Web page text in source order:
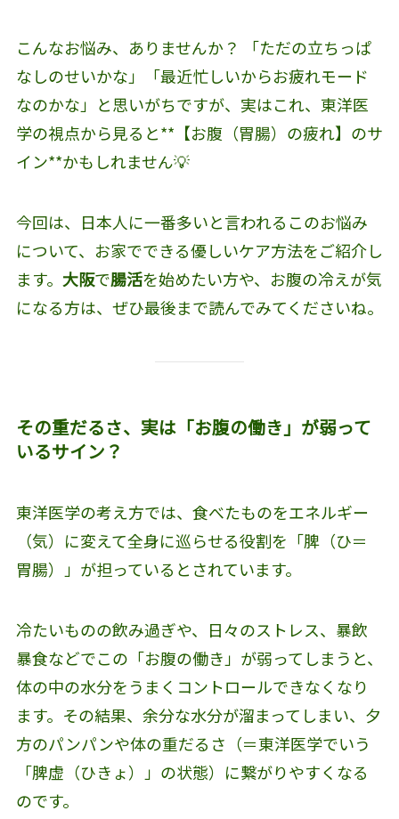
こんなお悩み、ありませんか？ 「ただの立ちっぱ
なしのせいかな」「最近忙しいからお疲れモード
なのかな」と思いがちですが、実はこれ、東洋医
学の視点から見ると**【お腹（胃腸）の疲れ】のサ
イン**かもしれません💡
今回は、日本人に一番多いと言われるこのお悩み
について、お家でできる優しいケア方法をご紹介し
ます。 大阪で腸活を始めたい方や、お腹の冷えが気
になる方は、ぜひ最後まで読んでみてくださいね。
その重だるさ、実は「お腹の働き」が弱って
いるサイン？
東洋医学の考え方では、食べたものをエネルギー
（気）に変えて全身に巡らせる役割を「脾（ひ＝
胃腸）」が担っているとされています。
冷たいものの飲み過ぎや、日々のストレス、暴飲
暴食などでこの「お腹の働き」が弱ってしまうと、
体の中の水分をうまくコントロールできなくなり
ます。その結果、余分な水分が溜まってしまい、夕
方のパンパンや体の重だるさ（＝東洋医学でいう
「脾虚（ひきょ）」の状態）に繋がりやすくなる
のです。